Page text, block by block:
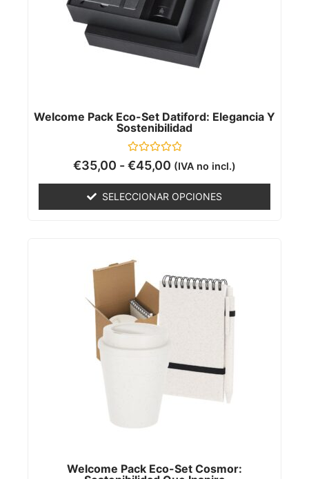
Welcome Pack Eco-Set Datiford: Elegancia Y
Sostenibilidad
Valorado
con
5
€35,00 -€45,00 (IVA no incl.)
SELECCIONAR OPCIONES
Welcome Pack Eco-Set Cosmor: